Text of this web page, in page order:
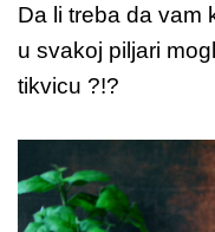
Da li treba da vam
u svakoj piljari
tikvicu ?!?